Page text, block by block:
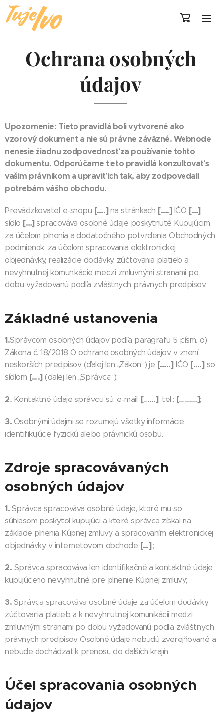
Ochrana osobných
údajov
Upozornenie: Tieto pravidlá boli vytvorené ako
vzorový dokument a nie sú právne záväzné. Webnode
nenesie žiadnu zodpovednosť za používanie tohto
dokumentu. Odporúčame tieto pravidlá konzultovať s
vašim právnikom a upraviť ich tak, aby zodpovedali
potrebám vášho obchodu.
Prevádzkovateľ e-shopu [….]na stránkach [….]IČO […]
sídlo […]spracováva osobné údaje poskytnuté Kupujúcim
za účelom plnenia a dodatočného potvrdenia Obchodných
podmienok, za účelom spracovania elektronickej
objednávky, realizácie dodávky, zúčtovania platieb a
nevyhnutnej komunikácie medzi zmluvnými stranami po
dobu vyžadovanú podľa zvláštnych právnych predpisov.
Základné ustanovenia
1.Správcom osobných údajov podľa paragrafu 5 písm. o)
Zákona č. 18/2018 O ochrane osobných údajov v znení
neskorších predpisov (ďalej len „Zákon“) je […..]IČO [….]so
sídlom [….](ďalej len „Správca“);
2. Kontaktné údaje správcu sú: e-mail: [……], tel.: [………];
3. Osobnými údajmi se rozumejú všetky informácie
identifikujúce fyzickú alebo právnickú osobu.
Zdroje spracovávaných
osobných údajov
1. Správca spracováva osobné údaje, ktoré mu so
súhlasom poskytol kupujúci a ktoré správca získal na
základe plnenia Kúpnej zmluvy a spracovaním elektronickej
objednávky v internetovom obchode […].;
2. Správca spracováva len identifikačné a kontaktné údaje
kupujúceho nevyhnutné pre plnenie Kúpnej zmluvy;
3. Správca spracováva osobné údaje za účelom dodávky,
zúčtovania platieb a k nevyhnutnej komunikácii medzi
zmluvnými stranami po dobu vyžadovanú podľa zvláštnych
právnych predpisov. Osobné údaje nebudú zverejňované a
nebude dochádzať k prenosu do ďalších krajín.
Účel spracovania osobných
údajov